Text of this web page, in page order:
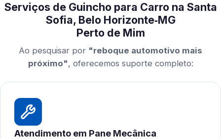
Serviços de Guincho para Carro na Santa
Sofia, Belo Horizonte‑MG
Perto de Mim
Ao pesquisar por "reboque automotivo mais
próximo", oferecemos suporte completo:
Atendimento em Pane Mecânica